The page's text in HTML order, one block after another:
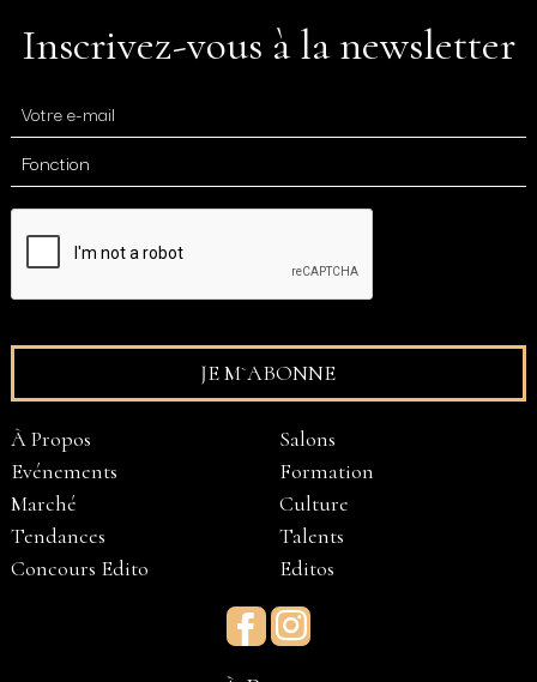
Inscrivez-vous à la newsletter
À Propos
Evénements
Marché
Tendances
Concours Edito
Salons
Formation
Culture
Talents
Editos
Facebook